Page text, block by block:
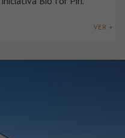
VER +